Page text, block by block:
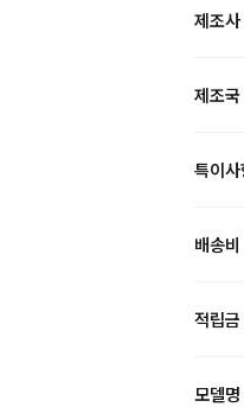
제조사
제조국
특이사
배송비
적립금
모델명